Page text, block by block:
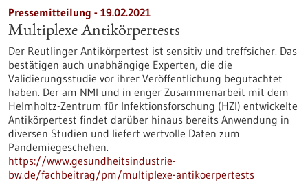
Pressemitteilung - 19.02.2021
Multiplexe Antikörpertests
Der Reutlinger Antikörpertest ist sensitiv und treffsicher. Das
bestätigen auch unabhängige Experten, die die
Validierungsstudie vor ihrer Veröffentlichung begutachtet
haben. Der am NMI und in enger Zusammenarbeit mit dem
Helmholtz-Zentrum für Infektionsforschung (HZI) entwickelte
Antikörpertest findet darüber hinaus bereits Anwendung in
diversen Studien und liefert wertvolle Daten zum
Pandemiegeschehen.
https://www.gesundheitsindustrie-
bw.de/fachbeitrag/pm/multiplexe-antikoerpertests